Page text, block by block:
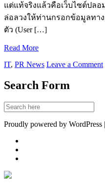
แต่แท้จริงแล้วคือเว็บไซต์ปล
ล่อลวงให้ท่านกรอกข้อมูลทาง
ตัว (User […]
Read More
IT, PR News Leave a Comment
Search Form
Proudly powered by